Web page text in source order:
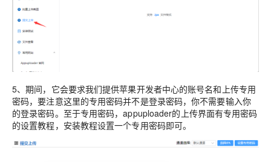
5、期间，它会要求我们提供苹果开发者中心的账号名和上传专用
密码，要注意这里的专用密码并不是登录密码，你不需要输入你
的登录密码。至于专用密码，appuploader的上传界面有专用密码
的设置教程，安装教程设置一个专用密码即可。